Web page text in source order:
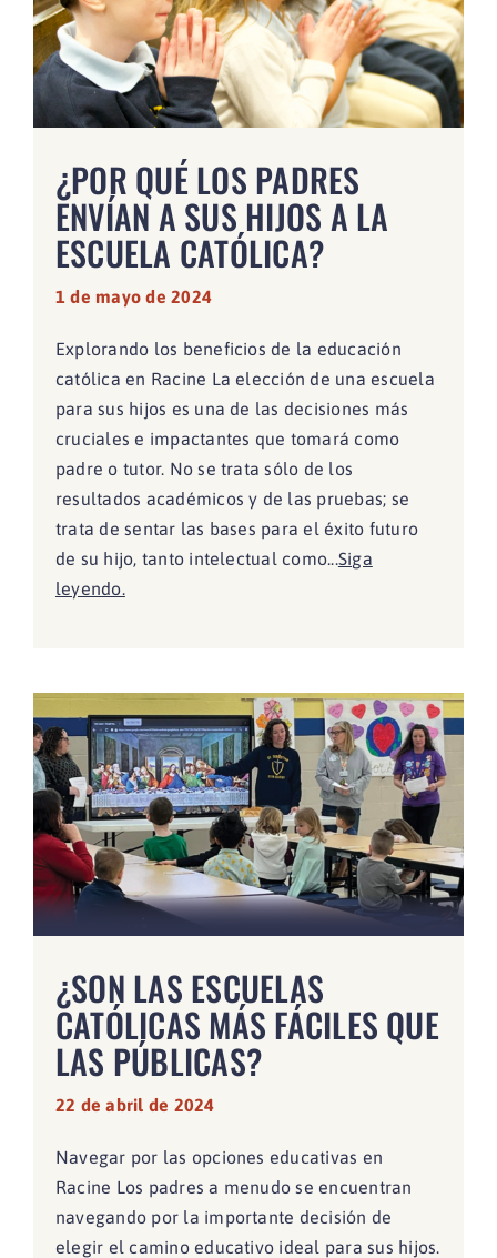
¿POR QUÉ LOS PADRES
ENVÍAN A SUS HIJOS A LA
ESCUELA CATÓLICA?
1 de mayo de 2024
Explorando los beneficios de la educación
católica en Racine La elección de una escuela
para sus hijos es una de las decisiones más
cruciales e impactantes que tomará como
padre o tutor. No se trata sólo de los
resultados académicos y de las pruebas; se
trata de sentar las bases para el éxito futuro
de su hijo, tanto intelectual como...Siga
leyendo.
¿SON LAS ESCUELAS
CATÓLICAS MÁS FÁCILES QUE
LAS PÚBLICAS?
22 de abril de 2024
Navegar por las opciones educativas en
Racine Los padres a menudo se encuentran
navegando por la importante decisión de
elegir el camino educativo ideal para sus hijos.